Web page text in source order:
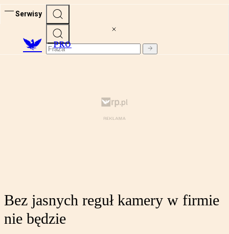
Serwisy
PRO
Bez jasnych reguł kamery w firmie
nie będzie